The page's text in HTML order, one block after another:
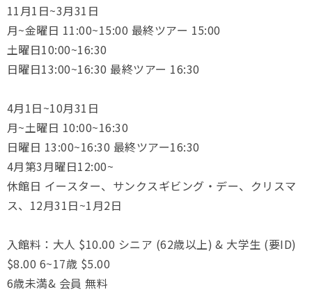
11月1日~3月31日
月~金曜日 11:00~15:00 最終ツアー 15:00
土曜日10:00~16:30
日曜日13:00~16:30 最終ツアー 16:30
4月1日~10月31日
月~土曜日 10:00~16:30
日曜日 13:00~16:30 最終ツアー16:30
4月第3月曜日12:00~
休館日 イースター、サンクスギビング・デー、クリスマ
ス、12月31日~1月2日
入館料：大人 $10.00 シニア (62歳以上) & 大学生 (要ID)
$8.00 6~17歳 $5.00
6歳未満& 会員 無料